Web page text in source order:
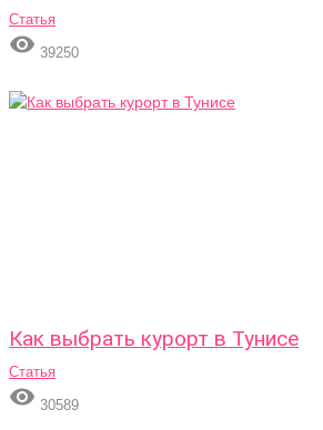
Статья
 39250
Как выбрать курорт в Тунисе
Статья
 30589